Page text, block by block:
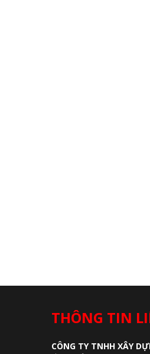
THÔNG TIN
CÔNG TY TNHH XÂY